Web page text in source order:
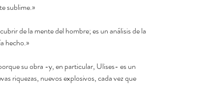
sublime.»
de la mente del hombre; es un análisis de la
hecho.»
su obra -y, en particular, Ulises- es un
riquezas, nuevos explosivos, cada vez que